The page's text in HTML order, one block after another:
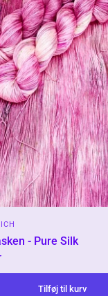
- Pure Silk
Tilføj til kurv